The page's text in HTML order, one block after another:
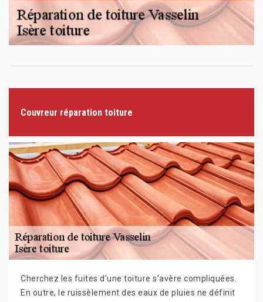
Couvreur réparation toiture
Cherchez les fuites d’une toiture s’avère compliquées.
En outre, le ruissèlement des eaux de pluies ne définit